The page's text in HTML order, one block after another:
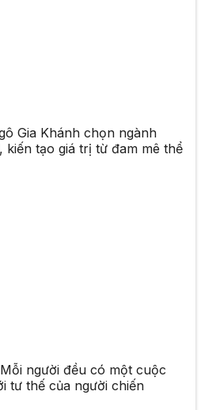
Gia Khánh chọn ngành
kiến tạo giá trị từ đam mê thể
người đều có một cuộc
tư thế của người chiến